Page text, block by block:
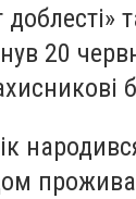
доблесті»
20